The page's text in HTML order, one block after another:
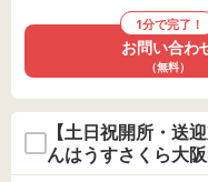
1分で完了！
お問い合わ
（無料）
【土日祝開所・送
んはうすさくら大